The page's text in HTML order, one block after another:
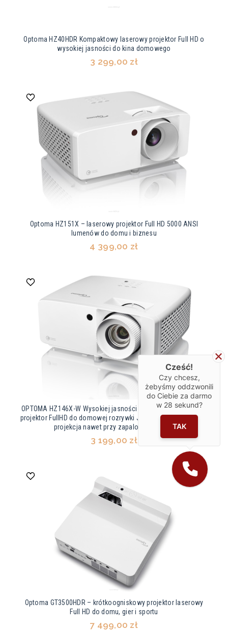
Optoma HZ40HDR Kompaktowy laserowy projektor Full HD o
wysokiej jasności do kina domowego
3 299,00 zł
Optoma HZ151X – laserowy projektor Full HD 5000 ANSI
lumenów do domu i biznesu
4 399,00 zł
OPTOMA HZ146X-W Wysokiej jasności kompaktowy laserowy
projektor FullHD do domowej rozrywki Jasność 3800 lumenów
projekcja nawet przy zapalonym świetle
3 199,00 zł
Optoma GT3500HDR – krótkoogniskowy projektor laserowy
Full HD do domu, gier i sportu
7 499,00 zł
Cześć!
Czy chcesz,
żebyśmy oddzwonili
do Ciebie za darmo
w 28 sekund?
TAK